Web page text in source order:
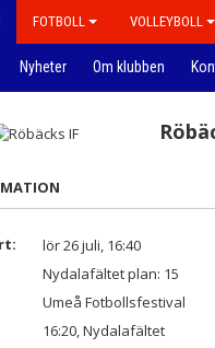
FOTBOLL VOLLEYBOLL
Nyheter Om klubben
lör 26 juli, 16:40
Nydalafältet plan: 15
Umeå Fotbollsfestival
16:20, Nydalafältet